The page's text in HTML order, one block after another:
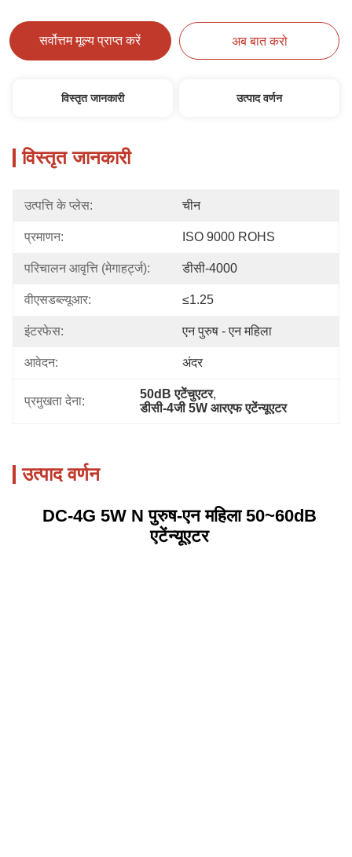
सर्वोत्तम मूल्य प्राप्त करें अब बात करो
विस्तृत जानकारी उत्पाद वर्णन
विस्तृत जानकारी
उत्पत्ति के प्लेस: चीन
प्रमाणन: ISO 9000 ROHS
परिचालन आवृत्ति (मेगाहर्ट्ज): डीसी-4000
वीएसडब्ल्यूआर: ≤1.25
इंटरफेस: एन पुरुष - एन महिला
आवेदन: अंदर
प्रमुखता देना:
50dB एटेंचुएटर,
डीसी-4जी 5W आरएफ एटेंन्यूएटर
उत्पाद वर्णन
DC-4G 5W N पुरुष-एन महिला 50~60dB
एटेंन्यूएटर